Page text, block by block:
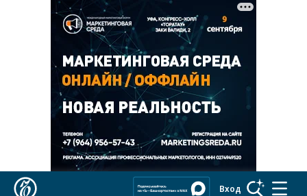
Реклама в «Ъ» www.kommersant.ru/ad
Вход